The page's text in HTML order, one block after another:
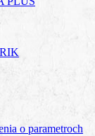
o parametroch